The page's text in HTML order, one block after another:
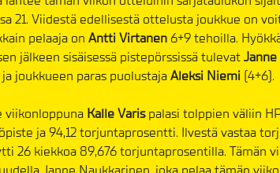
21. Viidestä edellisestä ottelusta joukkue on
pelaaja on Antti Virtanen 6+9 tehoilla.
jälkeen sisäisessä pistepörssissä tulevat
ja joukkueen paras puolustajaAleksi Niemi (4+6).
viikonloppuna Kalle Varispalasi tolppien väliin
ja 94,12 torjuntaprosentti. Ilvestä vastaa
26 kiekkoa 89,676 torjuntaprosentilla. Tämän